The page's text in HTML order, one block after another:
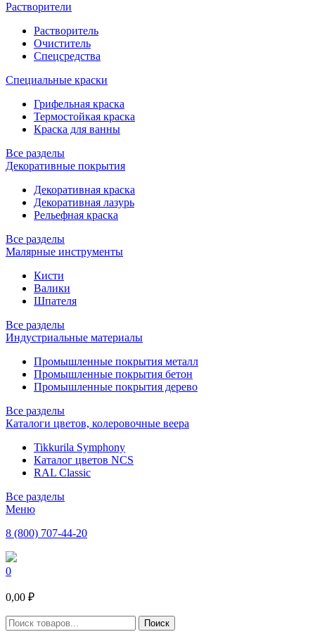
Растворители
Растворитель
Очиститель
Спецсредства
Специальные краски
Грифельная краска
Термостойкая краска
Краска для ванны
Все разделы
Декоративные покрытия
Декоративная краска
Декоративная лазурь
Рельефная краска
Все разделы
Малярные инструменты
Кисти
Валики
Шпателя
Все разделы
Индустриальные материалы
Промышленные покрытия металл
Промышленные покрытия бетон
Промышленные покрытия дерево
Все разделы
Каталоги цветов, колеровочные веера
Tikkurila Symphony
Каталог цветов NCS
RAL Classic
Все разделы
Меню
8 (800) 707-44-20
0
0,00 ₽